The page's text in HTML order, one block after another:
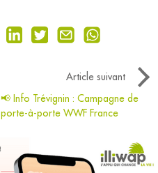
Article suivant
📢 Info Trévignin : Campagne de
porte-à-porte WWF France